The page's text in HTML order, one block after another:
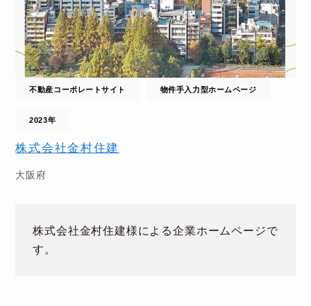
不動産コーポレートサイト 物件手入力型ホームページ
2023年
株式会社金村住建
大阪府
株式会社金村住建様による企業ホームページで
す。